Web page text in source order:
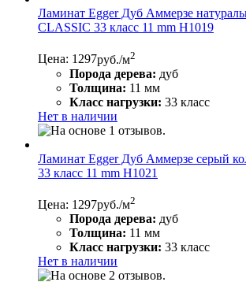
Ламинат Egger Дуб Аммерзе
CLASSIC 33 класс 11 mm H1019
Цена: 1297руб./м2
Порода дерева: дуб
Толщина: 11 мм
Класс нагрузки: 33 класс
Нет в наличии
Ламинат Egger Дуб Аммерзе серый
33 класс 11 mm H1021
Цена: 1297руб./м2
Порода дерева: дуб
Толщина: 11 мм
Класс нагрузки: 33 класс
Нет в наличии